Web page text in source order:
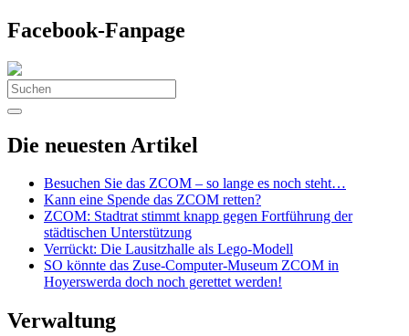
Facebook-Fanpage
Search
for:
Die neuesten Artikel
Besuchen Sie das ZCOM – so lange es noch steht…
Kann eine Spende das ZCOM retten?
ZCOM: Stadtrat stimmt knapp gegen Fortführung der
städtischen Unterstützung
Verrückt: Die Lausitzhalle als Lego-Modell
SO könnte das Zuse-Computer-Museum ZCOM in
Hoyerswerda doch noch gerettet werden!
Verwaltung